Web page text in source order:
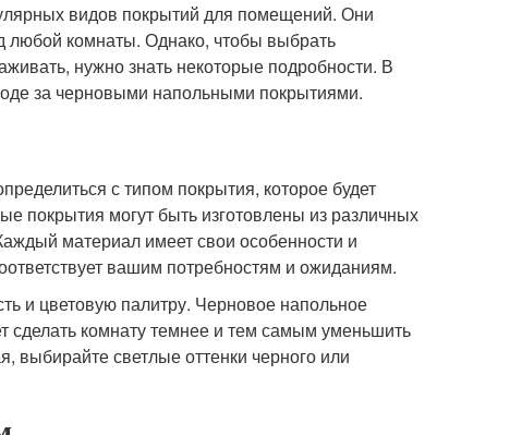
видов покрытий для помещений. Они
любой комнаты. Однако, чтобы выбрать
нужно знать некоторые подробности. В
за черновыми напольными покрытиями.
с типом покрытия, которое будет
могут быть изготовлены из различных
материал имеет свои особенности и
вашим потребностям и ожиданиям.
и цветовую палитру. Черновое напольное
сделать комнату темнее и тем самым уменьшить
светлые оттенки черного или